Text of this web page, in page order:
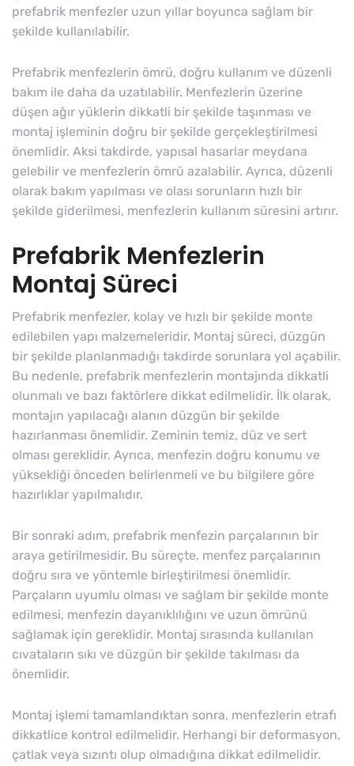
prefabrik menfezler uzun yıllar boyunca sağlam bir
şekilde kullanılabilir.
Prefabrik menfezlerin ömrü, doğru kullanım ve düzenli
bakım ile daha da uzatılabilir. Menfezlerin üzerine
düşen ağır yüklerin dikkatli bir şekilde taşınması ve
montaj işleminin doğru bir şekilde gerçekleştirilmesi
önemlidir. Aksi takdirde, yapısal hasarlar meydana
gelebilir ve menfezlerin ömrü azalabilir. Ayrıca, düzenli
olarak bakım yapılması ve olası sorunların hızlı bir
şekilde giderilmesi, menfezlerin kullanım süresini artırır.
Prefabrik Menfezlerin
Montaj Süreci
Prefabrik menfezler, kolay ve hızlı bir şekilde monte
edilebilen yapı malzemeleridir. Montaj süreci, düzgün
bir şekilde planlanmadığı takdirde sorunlara yol açabilir.
Bu nedenle, prefabrik menfezlerin montajında dikkatli
olunmalı ve bazı faktörlere dikkat edilmelidir. İlk olarak,
montajın yapılacağı alanın düzgün bir şekilde
hazırlanması önemlidir. Zeminin temiz, düz ve sert
olması gereklidir. Ayrıca, menfezin doğru konumu ve
yüksekliği önceden belirlenmeli ve bu bilgilere göre
hazırlıklar yapılmalıdır.
Bir sonraki adım, prefabrik menfezin parçalarının bir
araya getirilmesidir. Bu süreçte, menfez parçalarının
doğru sıra ve yöntemle birleştirilmesi önemlidir.
Parçaların uyumlu olması ve sağlam bir şekilde monte
edilmesi, menfezin dayanıklılığını ve uzun ömrünü
sağlamak için gereklidir. Montaj sırasında kullanılan
cıvataların sıkı ve düzgün bir şekilde takılması da
önemlidir.
Montaj işlemi tamamlandıktan sonra, menfezlerin etrafı
dikkatlice kontrol edilmelidir. Herhangi bir deformasyon,
çatlak veya sızıntı olup olmadığına dikkat edilmelidir.